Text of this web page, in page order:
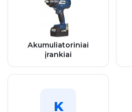
Akumuliatoriniai
įrankiai
K